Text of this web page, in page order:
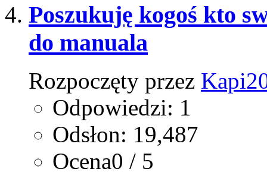
Poszukuję kogoś kto
do manuala
Rozpoczęty przez
Odpowiedzi: 1
Odsłon: 19,487
Ocena0 / 5